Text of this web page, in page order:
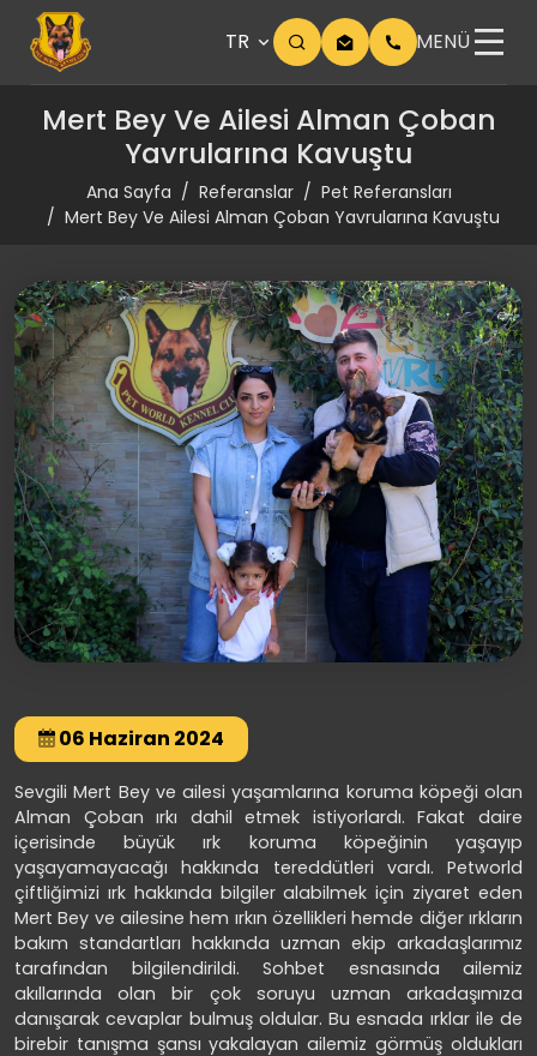
TR MENÜ
Mert Bey Ve Ailesi Alman Çoban
Yavrularına Kavuştu
Ana Sayfa Referanslar
Pet Referansları
Mert Bey Ve Ailesi Alman Çoban Yavrularına Kavuştu
06 Haziran 2024
Sevgili Mert Bey ve ailesi yaşamlarına koruma köpeği olan
Alman Çoban ırkı dahil etmek istiyorlardı. Fakat daire
içerisinde büyük ırk koruma köpeğinin yaşayıp
yaşayamayacağı hakkında tereddütleri vardı. Petworld
çiftliğimizi ırk hakkında bilgiler alabilmek için ziyaret eden
Mert Bey ve ailesine hem ırkın özellikleri hemde diğer ırkların
bakım standartları hakkında uzman ekip arkadaşlarımız
tarafından bilgilendirildi. Sohbet esnasında ailemiz
akıllarında olan bir çok soruyu uzman arkadaşımıza
danışarak cevaplar bulmuş oldular. Bu esnada ırklar ile de
birebir tanışma şansı yakalayan ailemiz görmüş oldukları